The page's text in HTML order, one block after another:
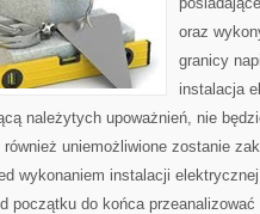
oraz
granicy
instalacja
należytych upoważnień, nie
również uniemożliwione zostanie
wykonaniem instalacji
początku do końca